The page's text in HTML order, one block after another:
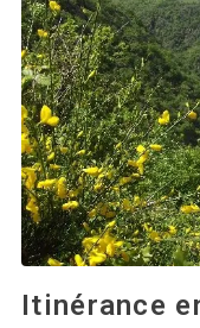
Itinérance